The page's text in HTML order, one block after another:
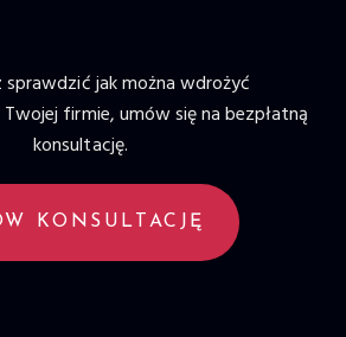
sprawdzić jak można wdrożyć
firmie, umów się na bezpłatną
konsultację.
KONSULTACJĘ